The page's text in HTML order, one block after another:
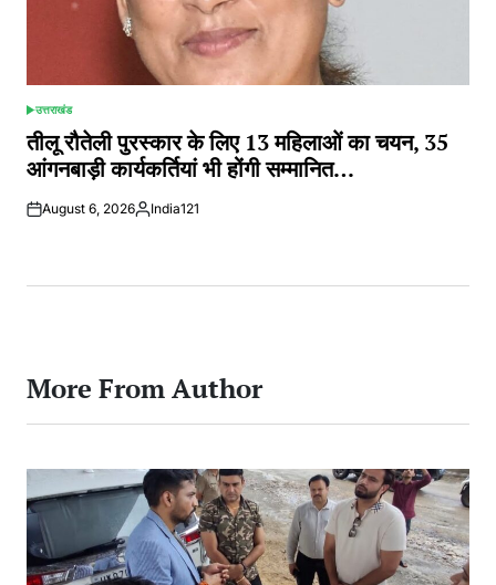
POSTED
IN
उत्तराखंड
तीलू रौतेली पुरस्कार के लिए 13 महिलाओं का चयन, 35
आंगनबाड़ी कार्यकर्तियां भी होंगी सम्मानित…
August 6, 2026Posted
India121
More From Author